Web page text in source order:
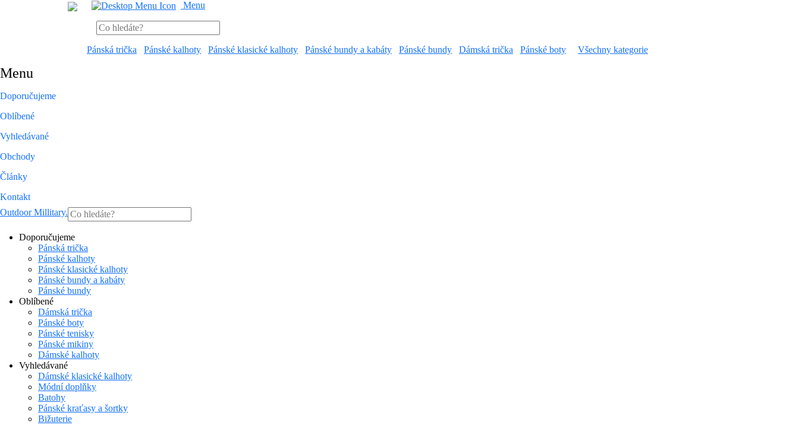
Menu
Pánská trička Pánské kalhoty Pánské klasické kalhoty Pánské bundy a kabáty Pánské bundy Dámská trička Pánské boty Všechny kategorie
Menu
Doporučujeme
Oblíbené
Vyhledávané
Obchody
Články
Kontakt
Outdoor Millitary.
Doporučujeme
Pánská trička
Pánské kalhoty
Pánské klasické kalhoty
Pánské bundy a kabáty
Pánské bundy
Oblíbené
Dámská trička
Pánské boty
Pánské tenisky
Pánské mikiny
Dámské kalhoty
Vyhledávané
Dámské klasické kalhoty
Módní doplňky
Batohy
Pánské kraťasy a šortky
Bižuterie